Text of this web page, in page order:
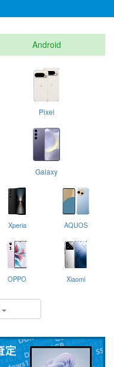
Android
Pixel
Galaxy
Xperia AQUOS
OPPO Xiaomi